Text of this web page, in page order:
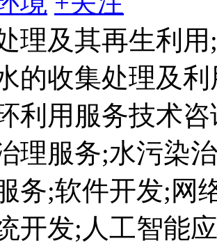
理及其再生利
的收集处理及
利用服务技术
理服务;水污染
务;软件开发;网
开发;人工智能